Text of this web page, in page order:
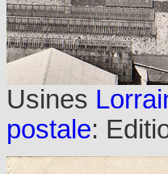
Usines
postale: